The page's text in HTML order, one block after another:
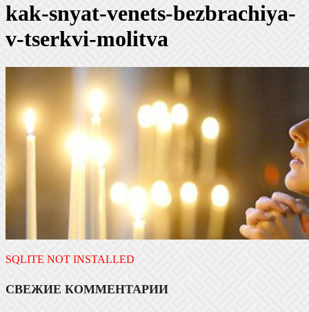
kak-snyat-venets-bezbrachiya-
v-tserkvi-molitva
SQLITE NOT INSTALLED
СВЕЖИЕ КОММЕНТАРИИ